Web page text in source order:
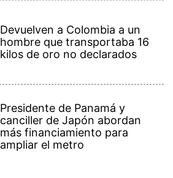
Devuelven a Colombia a un
hombre que transportaba 16
kilos de oro no declarados
Presidente de Panamá y
canciller de Japón abordan
más financiamiento para
ampliar el metro